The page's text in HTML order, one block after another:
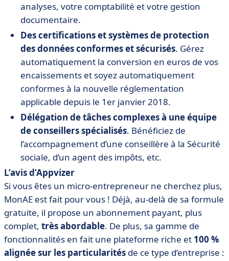
analyses, votre comptabilité et votre gestion
documentaire.
Des certifications et systèmes de protection
des données conformes et sécurisés. Gérez
automatiquement la conversion en euros de vos
encaissements et soyez automatiquement
conformes à la nouvelle réglementation
applicable depuis le 1er janvier 2018.
Délégation de tâches complexes à une équipe
de conseillers spécialisés. Bénéficiez de
l’accompagnement d’une conseillère à la Sécurité
sociale, d’un agent des impôts, etc.
L’avis d’Appvizer
Si vous êtes un micro-entrepreneur ne cherchez plus,
MonAE est fait pour vous ! Déjà, au-delà de sa formule
gratuite, il propose un abonnement payant, plus
complet, très abordable. De plus, sa gamme de
fonctionnalités en fait une plateforme riche et 100 %
alignée sur les particularités de ce type d’entreprise :